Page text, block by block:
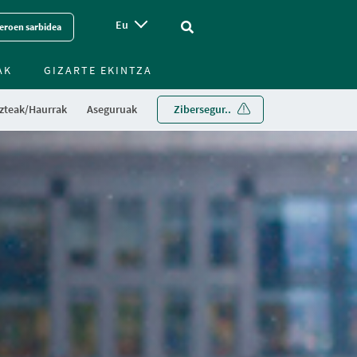
sarbidea Eu Vinculo - Buscar en la web
Haurrak Aseguruak Zibersegur..
GIZARTE EKINTZA